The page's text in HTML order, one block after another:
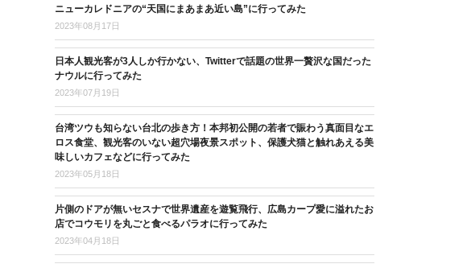
ニューカレドニアの“天国にまあまあ近い島”に行ってみた
2023年08月17日
日本人観光客が3人しか行かない、Twitterで話題の世界一贅沢な国だった
ナウルに行ってみた
2023年07月19日
台湾ツウも知らない台北の歩き方！本邦初公開の若者で賑わう真面目なエ
ロス食堂、観光客のいない超穴場夜景スポット、保護犬猫と触れあえる美
味しいカフェなどに行ってみた
2023年05月18日
片側のドアが無いセスナで世界遺産を遊覧飛行、広島カープ愛に溢れたお
店でコウモリを丸ごと食べるパラオに行ってみた
2023年04月18日